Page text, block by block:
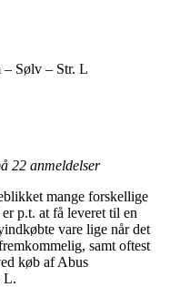
– Sølv – Str. L
22 anmeldelser
mange forskellige
p.t. at få leveret til en
vare lige når det
samt oftest
køb af Abus
L.